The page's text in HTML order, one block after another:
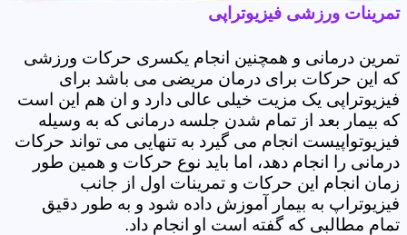
تمرینات ورزشی فیزیوتراپی
تمرین درمانی و همچنین انجام یکسری حرکات ورزشی
که این حرکات برای درمان مریضی می باشد برای
فیزیوتراپی یک مزیت خیلی عالی دارد و ان هم این است
که بیمار بعد از تمام شدن جلسه درمانی که به وسیله
فیزیوتواپیست انجام می گیرد به تنهایی می تواند حرکات
درمانی را انجام دهد، اما باید نوع حرکات و همین طور
زمان انجام این حرکات و تمرینات اول از جانب
فیزیوتراپ به بیمار آموزش داده شود و به طور دقیق
تمام مطالبی که گفته است او انجام داد.